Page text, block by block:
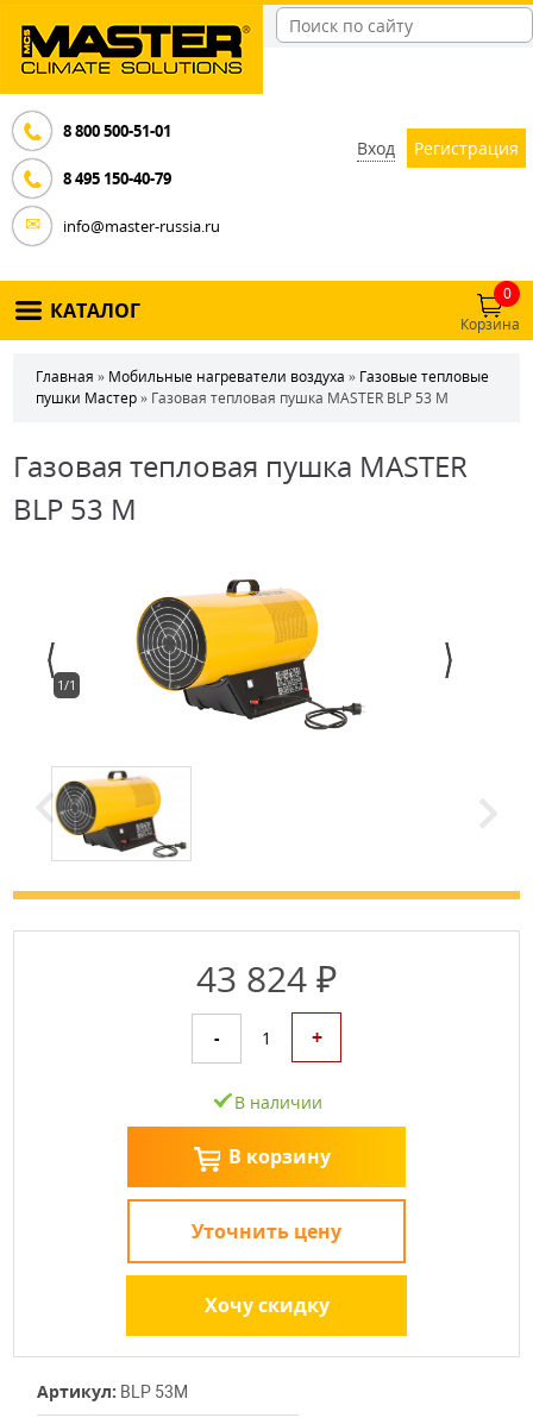
8 800 500-51-01
8 495 150-40-79
info@master-russia.ru
Вход Регистрация
КАТАЛОГ
0
Корзина
Главная » Мобильные нагреватели воздуха » Газовые тепловые
пушки Мастер» Газовая тепловая пушка MASTER BLP 53 M
Газовая тепловая пушка MASTER
BLP 53 M
1/1
43 824 ₽
- 1 +
В наличии
В корзину
Уточнить цену
Хочу скидку
Артикул: BLP 53M